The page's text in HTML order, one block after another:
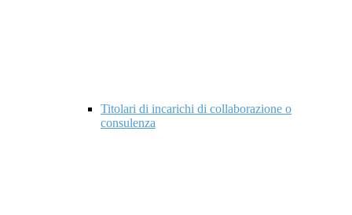
Titolari di incarichi di collaborazione o
consulenza